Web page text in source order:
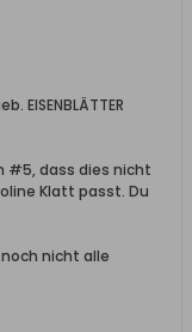
EISENBLÄTTER
#5, dass dies nicht
Klatt passt. Du
nicht alle